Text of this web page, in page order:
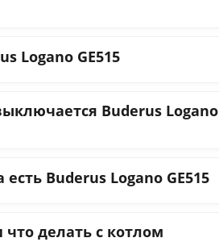
Logano GE515
Buderus Logano
Buderus Logano GE515
делать с котлом